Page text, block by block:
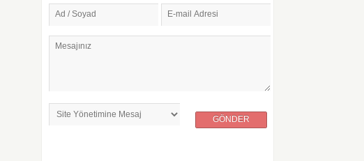
Ad / Soyad E-mail Adresi
Mesajınız
GÖNDER